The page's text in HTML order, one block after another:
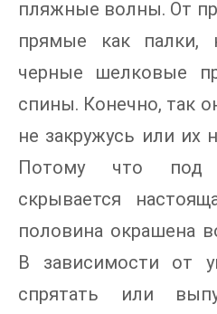
пляжные волны. От
прямые как палки,
черные шелковые
спины. Конечно, так
не закружусь или их
Потому что под
скрывается
половина окрашена
В зависимости от
спрятать или